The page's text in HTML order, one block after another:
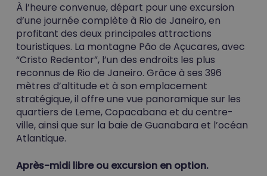
À l’heure convenue, départ pour une excursion
d’une journée complète à Rio de Janeiro, en
profitant des deux principales attractions
touristiques. La montagne Pão de Açucares, avec
“Cristo Redentor”, l’un des endroits les plus
reconnus de Rio de Janeiro. Grâce à ses 396
mètres d’altitude et à son emplacement
stratégique, il offre une vue panoramique sur les
quartiers de Leme, Copacabana et du centre-
ville, ainsi que sur la baie de Guanabara et l’océan
Atlantique.
Après-midi libre ou excursion en option.